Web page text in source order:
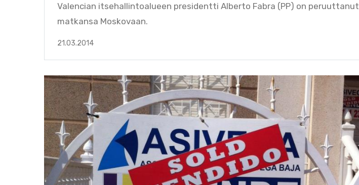
Valencian itsehallintoalueen presidentti Alberto Fabra (PP) on peruuttanut
matkansa Moskovaan.
21.03.2014